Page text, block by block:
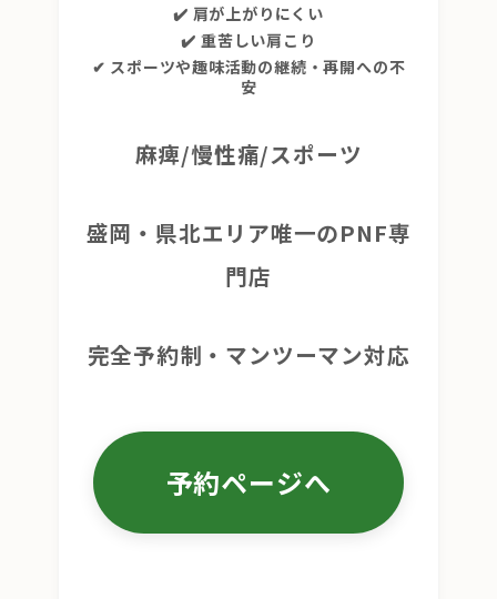
✔️ 肩が上がりにくい
✔️ 重苦しい肩こり
✔ スポーツや趣味活動の継続・再開への不
安
麻痺/慢性痛/スポーツ
盛岡・県北エリア唯一のPNF専
門店
完全予約制・マンツーマン対応
予約ページへ